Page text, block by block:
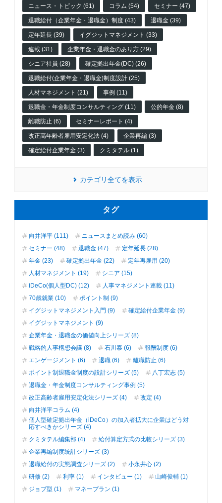
ニュース・トピック (61) コラム (54) セミナー (47)
退職給付（企業年金・退職金）制度 (43) 退職金 (39)
定年延長 (39) イグジットマネジメント (33)
連載 (31) 企業年金・退職金のあり方 (29)
シニア社員 (28) 確定拠出年金(DC) (26)
退職給付(企業年金・退職金)制度設計 (25)
人材マネジメント (21) 事例 (11)
退職金・年金制度コンサルティング (11) 公的年金 (8)
離職防止 (6) セミナーレポート (4)
改正高年齢者雇用安定化法 (4) 企業再編 (3)
確定給付企業年金 (3) クミタテル (1)
カテゴリ全てを表示
タグ
向井洋平 (111)
ニュースまとめ読み (60)
セミナー (48)
退職金 (47)
定年延長 (28)
年金 (23)
確定拠出年金 (22)
定年再雇用 (20)
人材マネジメント (19)
シニア (15)
iDeCo(個人型DC) (12)
人事マネジメント連載 (11)
70歳就業 (10)
ポイント制 (9)
イグジットマネジメント入門 (9)
確定給付企業年金 (9)
イグジットマネジメント (9)
企業年金・退職金の価値向上シリーズ (8)
戦略的人事構想会議 (8)
石川泰 (6)
報酬制度 (6)
エンゲージメント (6)
退職 (6)
離職防止 (6)
ポイント制退職金制度の設計シリーズ (5)
八丁宏志 (5)
退職金・年金制度コンサルティング事例 (5)
改正高齢者雇用安定化法シリーズ (4)
改定 (4)
向井洋平コラム (4)
個人型確定拠出年金（iDeCo）の加入者拡大に企業はどう対
応すべきかシリーズ (4)
クミタテル編集部 (4)
給付算定方式の比較シリーズ (3)
企業再編制度統計シリーズ (3)
退職給付の実態調査シリーズ (2)
小永井心 (2)
研修 (2)
利率 (1) インタビュー (1)
山崎俊輔 (1)
ジョブ型 (1)
マネープラン (1)